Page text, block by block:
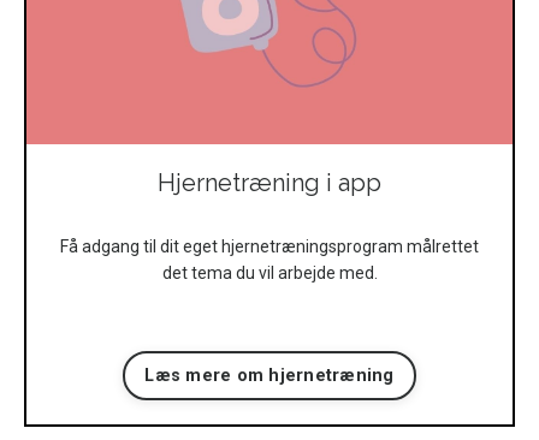
Hjernetræning i app
Få adgang til dit eget hjernetræningsprogram målrettet
det tema du vil arbejde med.
Læs mere om hjernetræning